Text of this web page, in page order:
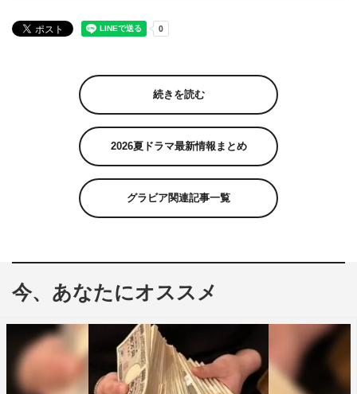
続きを読む
2026夏ドラマ最新情報まとめ
グラビア関連記事一覧
今、あなたにオススメ